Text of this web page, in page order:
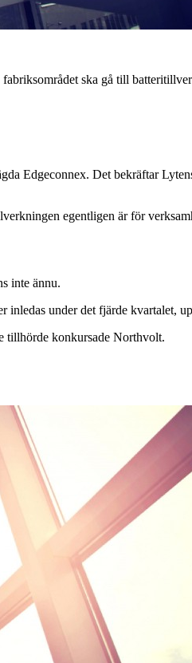
ska gå till
Edgeconnex. Det bekräftar
egentligen är för
inte ännu.
inledas under det fjärde kvartalet,
tillhörde konkursade Northvolt.